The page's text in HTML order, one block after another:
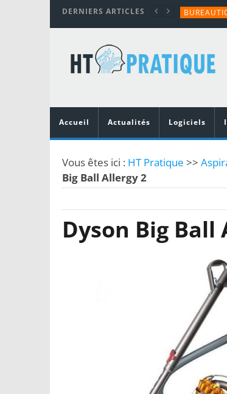
DERNIERS ARTICLES
TUTORIALS
MATÉRIEL
Accueil
Actualités Logiciels
Vous êtes ici : HT Pratique >>
Big Ball Allergy 2
Dyson Big Ball